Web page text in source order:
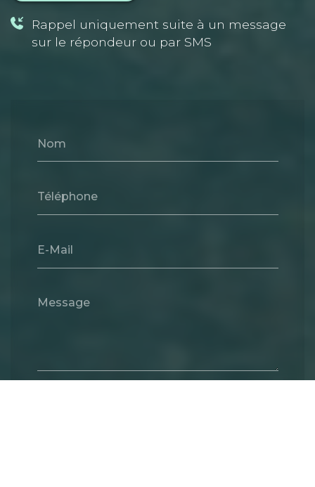
Nom
Téléphone
E-Mail
Message
Rappel uniquement suite à un message
sur le répondeur ou par SMS